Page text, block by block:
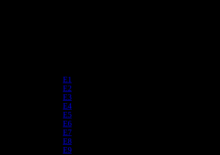
E1
E2
E3
E4
E5
E6
E7
E8
E9